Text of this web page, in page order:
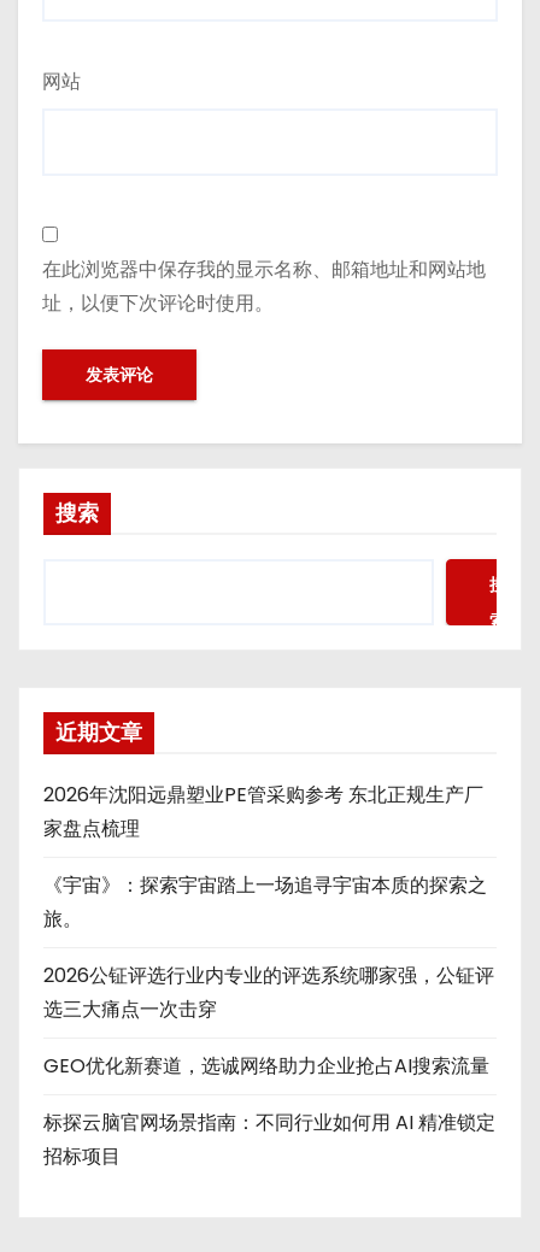
网站
在此浏览器中保存我的显示名称、邮箱地址和网站地
址，以便下次评论时使用。
搜索
搜
索
近期文章
2026年沈阳远鼎塑业PE管采购参考 东北正规生产厂
家盘点梳理
《宇宙》：探索宇宙踏上一场追寻宇宙本质的探索之
旅。
2026公钲评选行业内专业的评选系统哪家强，公钲评
选三大痛点一次击穿
GEO优化新赛道，选诚网络助力企业抢占AI搜索流量
标探云脑官网场景指南：不同行业如何用 AI 精准锁定
招标项目